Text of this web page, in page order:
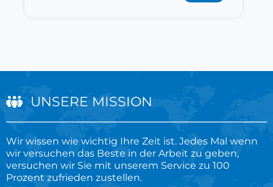
UNSERE MISSION
Wir wissen wie wichtig Ihre Zeit ist. Jedes Mal wenn
wir versuchen das Beste in der Arbeit zu geben,
versuchen wir Sie mit unserem Service zu 100
Prozent zufrieden zustellen.